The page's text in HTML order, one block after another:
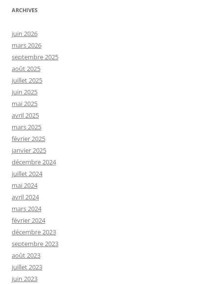
ARCHIVES
juin 2026
mars 2026
septembre 2025
août 2025
juillet 2025
juin 2025
mai 2025
avril 2025
mars 2025
février 2025
janvier 2025
décembre 2024
juillet 2024
mai 2024
avril 2024
mars 2024
février 2024
décembre 2023
septembre 2023
août 2023
juillet 2023
juin 2023